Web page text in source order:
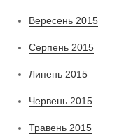
Вересень 2015
Серпень 2015
Липень 2015
Червень 2015
Травень 2015